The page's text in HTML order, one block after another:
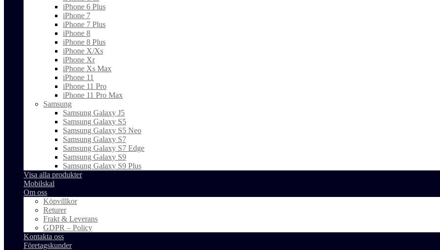
iPhone 6 Plus
iPhone 7
iPhone 7 Plus
iPhone 8
iPhone 8 Plus
iPhone X/Xs
iPhone Xr
iPhone Xs Max
iPhone 11
iPhone 11 Pro
iPhone 11 Pro Max
Samsung
Samsung Galaxy J5
Samsung Galaxy S5
Samsung Galaxy S5 Neo
Samsung Galaxy S7
Samsung Galaxy S7 Edge
Samsung Galaxy S9
Samsung Galaxy S9 Plus
Visa alla produkter
Mobilskal
Om oss
Köpvillkor
Returer
Frakt & Leverans
GDPR – Policy
Kontakta oss
Företagskunder